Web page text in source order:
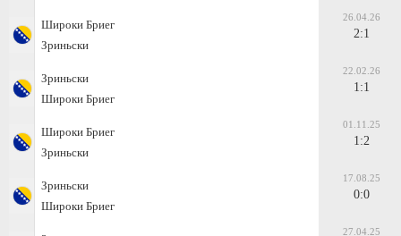
Широки Бриег
Зриньски
26.04.26
2:1
Зриньски
Широки Бриег
22.02.26
1:1
Широки Бриег
Зриньски
01.11.25
1:2
Зриньски
Широки Бриег
17.08.25
0:0
27.04.25